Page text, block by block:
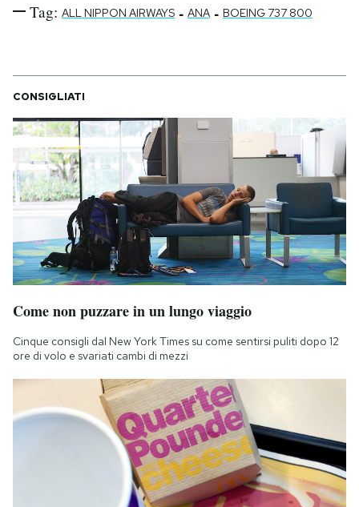
Tag: ALL NIPPON AIRWAYS - ANA - BOEING 737 800
CONSIGLIATI
Come non puzzare in un lungo viaggio
Cinque consigli dal New York Times su come sentirsi puliti dopo 12
ore di volo e svariati cambi di mezzi